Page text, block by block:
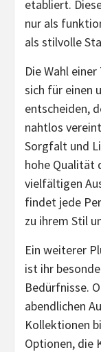
etabliert.
nur als
als stilvolle
Die Wahl
sich für einen
entscheiden,
nahtlos
Sorgfalt und
hohe Qualität
vielfältigen
findet jede
zu ihrem Stil
Ein weiterer
ist ihr
Bedürfnisse.
abendlichen
Kollektionen
Optionen, die